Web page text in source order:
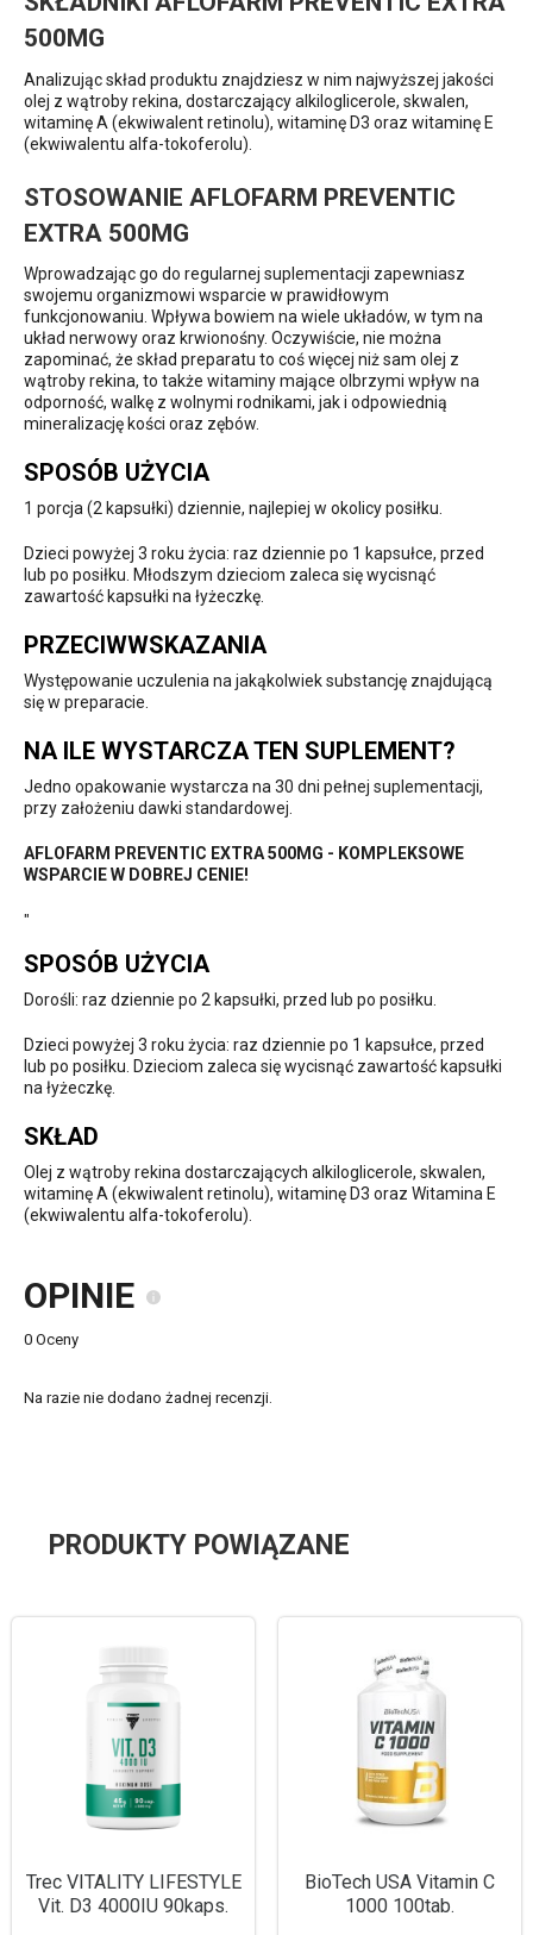
500MG
Analizując skład produktu znajdziesz w nim najwyższej jakości
olej z wątroby rekina, dostarczający alkiloglicerole, skwalen,
witaminę A (ekwiwalent retinolu), witaminę D3 oraz witaminę E
(ekwiwalentu alfa-tokoferolu).
STOSOWANIE AFLOFARM PREVENTIC
EXTRA 500MG
Wprowadzając go do regularnej suplementacji zapewniasz
swojemu organizmowi wsparcie w prawidłowym
funkcjonowaniu. Wpływa bowiem na wiele układów, w tym na
układ nerwowy oraz krwionośny. Oczywiście, nie można
zapominać, że skład preparatu to coś więcej niż sam olej z
wątroby rekina, to także witaminy mające olbrzymi wpływ na
odporność, walkę z wolnymi rodnikami, jak i odpowiednią
mineralizację kości oraz zębów.
SPOSÓB UŻYCIA
1 porcja (2 kapsułki) dziennie, najlepiej w okolicy posiłku.
Dzieci powyżej 3 roku życia: raz dziennie po 1 kapsułce, przed
lub po posiłku. Młodszym dzieciom zaleca się wycisnąć
zawartość kapsułki na łyżeczkę.
PRZECIWWSKAZANIA
Występowanie uczulenia na jakąkolwiek substancję znajdującą
się w preparacie.
NA ILE WYSTARCZA TEN SUPLEMENT?
Jedno opakowanie wystarcza na 30 dni pełnej suplementacji,
przy założeniu dawki standardowej.
AFLOFARM PREVENTIC EXTRA 500MG - KOMPLEKSOWE
WSPARCIE W DOBREJ CENIE!
"
SPOSÓB UŻYCIA
Dorośli: raz dziennie po 2 kapsułki, przed lub po posiłku.
Dzieci powyżej 3 roku życia: raz dziennie po 1 kapsułce, przed
lub po posiłku. Dzieciom zaleca się wycisnąć zawartość kapsułki
na łyżeczkę.
SKŁAD
Olej z wątroby rekina dostarczających alkiloglicerole, skwalen,
witaminę A (ekwiwalent retinolu), witaminę D3 oraz Witamina E
(ekwiwalentu alfa-tokoferolu).
OPINIE
0 Oceny
Na razie nie dodano żadnej recenzji.
PRODUKTY POWIĄZANE
Trec VITALITY LIFESTYLE
Vit. D3 4000IU 90kaps.
BioTech USA Vitamin C
1000 100tab.